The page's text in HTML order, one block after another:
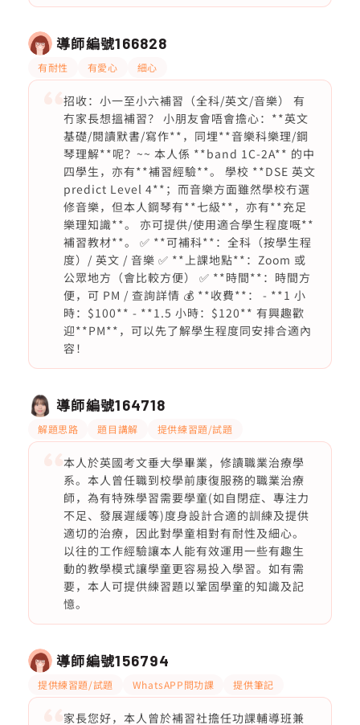
導師編號166828
有耐性 有愛心 細心
招收：小一至小六補習（全科/英文/音樂） 有
冇家長想搵補習？ 小朋友會唔會擔心：**英文
基礎/閱讀默書/寫作**，同埋**音樂科樂理/鋼
琴理解**呢？~~ 本人係 **band 1C-2A** 的中
四學生，亦有**補習經驗**。 學校 **DSE 英文
predict Level 4**；而音樂方面雖然學校冇選
修音樂，但本人鋼琴有**七級**，亦有**充足
樂理知識**。 亦可提供/使用適合學生程度嘅**
補習教材**。 ✅ **可補科**：全科（按學生程
度）/ 英文 / 音樂 ✅ **上課地點**：Zoom 或
公眾地方（會比較方便） ✅ **時間**：時間方
便，可 PM / 查詢詳情 💰 **收費**： - **1 小
時：$100** - **1.5 小時：$120** 有興趣歡
迎**PM**，可以先了解學生程度同安排合適內
容！
導師編號164718
解題思路 題目講解 提供練習題/試題
本人於英國考文垂大學畢業，修讀職業治療學
系。本人曾任職到校學前康復服務的職業治療
師，為有特殊學習需要學童(如自閉症、專注力
不足、發展遲緩等)度身設計合適的訓練及提供
適切的治療，因此對學童相對有耐性及細心。
以往的工作經驗讓本人能有效運用一些有趣生
動的教學模式讓學童更容易投入學習。如有需
要，本人可提供練習題以鞏固學童的知識及記
憶。
導師編號156794
提供練習題/試題 WhatsAPP問功課 提供筆記
家長您好，本人曾於補習社擔任功課輔導班兼